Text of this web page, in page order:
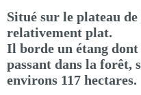
Situé sur le plateau
relativement plat.
Il borde un étang
passant dans la forêt,
environs 117 hectares.